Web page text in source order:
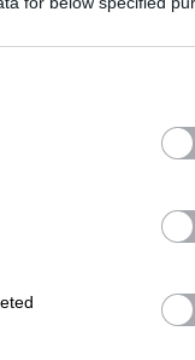
14%